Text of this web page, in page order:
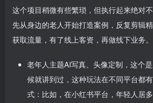
这个项目稍微有些繁琐，但执行起来绝对
先从身边的老人开始打造案例，反复剪辑
获取流量，有了线上客资，再做线下业务。
老年人主题AI写真、头像定制，这个
候就讲到过，这种玩法在不同平台都
式：比如，在小红书平台，年轻人居